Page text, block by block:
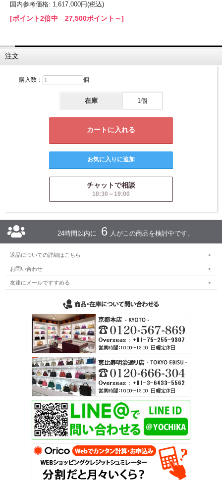
国内参考価格: 1,617,000円(税込)
[ポイント2倍中 27,500ポイント～]
注文
購入数： 個
在庫 1個
チャットで相談
10:30～19:00
24時間以内に 6 人がこの商品を検討中です。
返品についての詳細はこちら
お問い合わせ
友達にメールですすめる